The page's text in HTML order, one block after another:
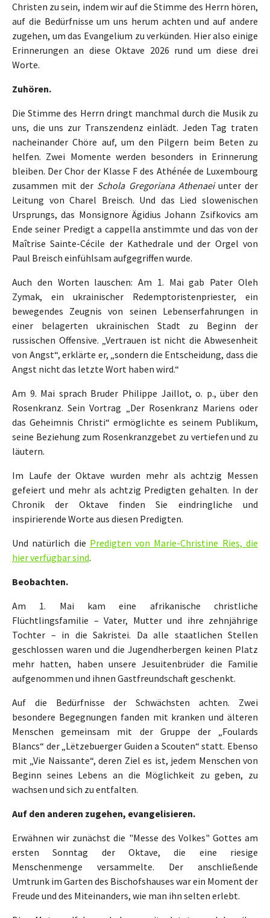
Christen zu sein, indem wir auf die Stimme des Herrn hören,
auf die Bedürfnisse um uns herum achten und auf andere
zugehen, um das Evangelium zu verkünden. Hier also einige
Erinnerungen an diese Oktave 2026 rund um diese drei
Worte.
Zuhören.
Die Stimme des Herrn dringt manchmal durch die Musik zu
uns, die uns zur Transzendenz einlädt. Jeden Tag traten
nacheinander Chöre auf, um den Pilgern beim Beten zu
helfen. Zwei Momente werden besonders in Erinnerung
bleiben. Der Chor der Klasse F des Athénée de Luxembourg
zusammen mit der Schola Gregoriana Athenaeiunter der
Leitung von Charel Breisch. Und das Lied slowenischen
Ursprungs, das Monsignore Ägidius Johann Zsifkovics am
Ende seiner Predigt a cappella anstimmte und das von der
Maîtrise Sainte-Cécile der Kathedrale und der Orgel von
Paul Breisch einfühlsam aufgegriffen wurde.
Auch den Worten lauschen: Am 1. Mai gab Pater Oleh
Zymak, ein ukrainischer Redemptoristenpriester, ein
bewegendes Zeugnis von seinen Lebenserfahrungen in
einer belagerten ukrainischen Stadt zu Beginn der
russischen Offensive. „Vertrauen ist nicht die Abwesenheit
von Angst“, erklärte er, „sondern die Entscheidung, dass die
Angst nicht das letzte Wort haben wird.“
Am 9. Mai sprach Bruder Philippe Jaillot, o. p., über den
Rosenkranz. Sein Vortrag „Der Rosenkranz Mariens oder
das Geheimnis Christi“ ermöglichte es seinem Publikum,
seine Beziehung zum Rosenkranzgebet zu vertiefen und zu
läutern.
Im Laufe der Oktave wurden mehr als achtzig Messen
gefeiert und mehr als achtzig Predigten gehalten. In der
Chronik der Oktave finden Sie eindringliche und
inspirierende Worte aus diesen Predigten.
Und natürlich die Predigten von Marie-Christine Ries, die
hier verfügbar sind.
Beobachten.
Am 1. Mai kam eine afrikanische christliche
Flüchtlingsfamilie – Vater, Mutter und ihre zehnjährige
Tochter – in die Sakristei. Da alle staatlichen Stellen
geschlossen waren und die Jugendherbergen keinen Platz
mehr hatten, haben unsere Jesuitenbrüder die Familie
aufgenommen und ihnen Gastfreundschaft geschenkt.
Auf die Bedürfnisse der Schwächsten achten. Zwei
besondere Begegnungen fanden mit kranken und älteren
Menschen gemeinsam mit der Gruppe der „Foulards
Blancs“ der „Lëtzebuerger Guiden a Scouten“ statt. Ebenso
mit „Vie Naissante“, deren Ziel es ist, jedem Menschen von
Beginn seines Lebens an die Möglichkeit zu geben, zu
wachsen und sich zu entfalten.
Auf den anderen zugehen, evangelisieren.
Erwähnen wir zunächst die "Messe des Volkes" Gottes am
ersten Sonntag der Oktave, die eine riesige
Menschenmenge versammelte. Der anschließende
Umtrunk im Garten des Bischofshauses war ein Moment der
Freude und des Miteinanders, wie man ihn selten erlebt.